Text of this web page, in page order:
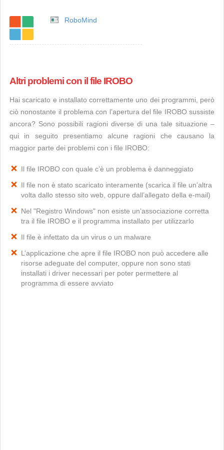
RoboMind
Altri problemi con il file IROBO
Hai scaricato e installato correttamente uno dei programmi, però
ciò nonostante il problema con l’apertura del file IROBO sussiste
ancora? Sono possibili ragioni diverse di una tale situazione –
qui in seguito presentiamo alcune ragioni che causano la
maggior parte dei problemi con i file IROBO:
Il file IROBO con quale c’è un problema è danneggiato
Il file non è stato scaricato interamente (scarica il file un’altra
volta dallo stesso sito web, oppure dall’allegato della e-mail)
Nel "Registro Windows" non esiste un’associazione corretta
tra il file IROBO e il programma installato per utilizzarlo
Il file è infettato da un virus o un malware
L’applicazione che apre il file IROBO non può accedere alle
risorse adeguate del computer, oppure non sono stati
installati i driver necessari per poter permettere al
programma di essere avviato